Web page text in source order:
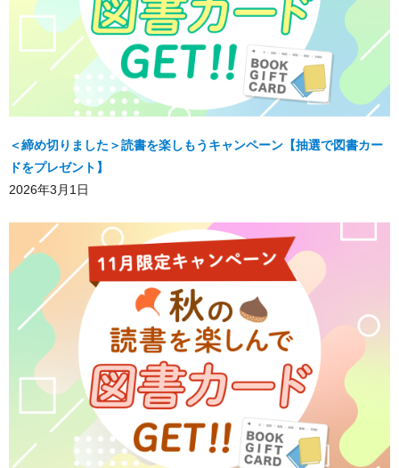
＜締め切りました＞読書を楽しもうキャンペーン【抽選で図書カー
ドをプレゼント】
2026年3月1日